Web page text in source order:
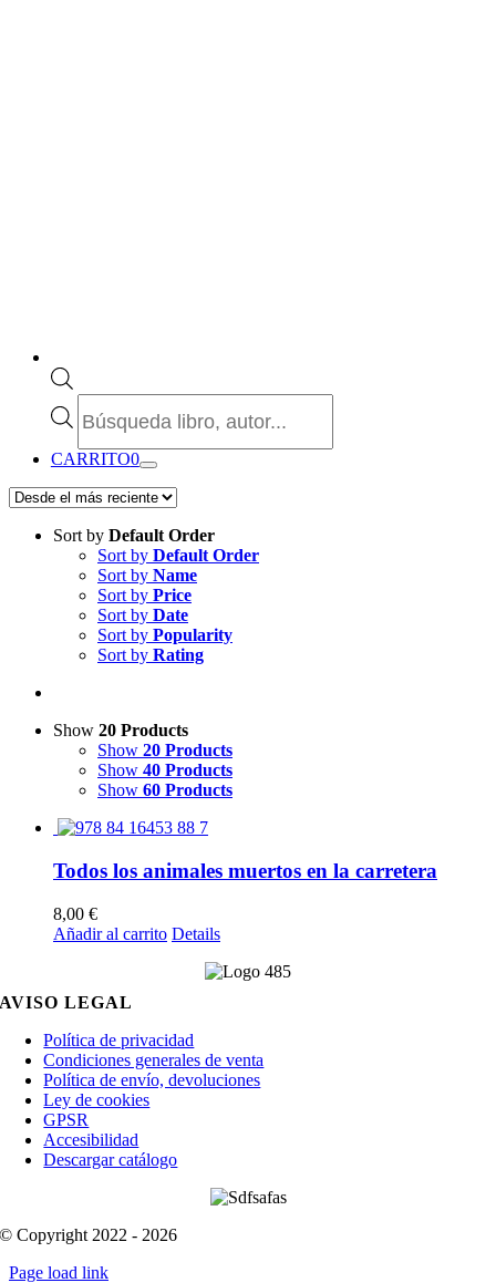
de
CARRITO0
Sort by Default Order
Sort by Default Order
Sort by Name
Sort by Price
Sort by Date
Sort by Popularity
Sort by Rating
Show 20 Products
Show 20 Products
Show 40 Products
Show 60 Products
Todos los animales muertos en la carretera
8,00 €
Añadir al carrito Details
AVISO LEGAL
Política de privacidad
Condiciones generales de venta
Política de envío, devoluciones
Ley de cookies
GPSR
Accesibilidad
Descargar catálogo
© Copyright 2022 - 2026
Page load link